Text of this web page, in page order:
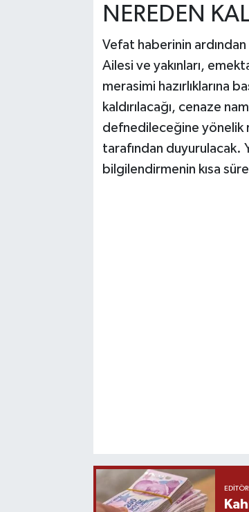
NEREDEN
Vefat haberinin
Ailesi ve yakınları,
merasimi hazırlıklarına
kaldırılacağı, cenaze
defnedileceğine yönelik
tarafından duyurulacak.
bilgilendirmenin kısa